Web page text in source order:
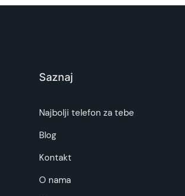
Saznaj
Najbolji telefon za tebe
Blog
Kontakt
O nama